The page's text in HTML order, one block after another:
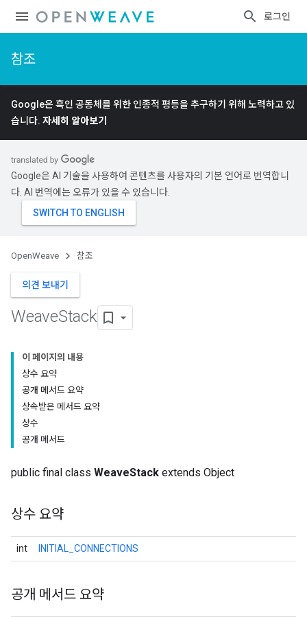
로그인
참조
Google은 흑인 공동체를 위한 인종적 평등을 추구하기 위해 노력하고 있
습니다. 자세히 알아보기
Google은 AI 기술을 사용하여 콘텐츠를 사용자의 기본 언어로 번역합니
다. AI 번역에는 오류가 있을 수 있습니다.
OpenWeave 참조
의견 보내기
WeaveStack
이 페이지의 내용
상수 요약
공개 메서드 요약
상속받은 메서드 요약
상수
공개 메서드
public final class WeaveStack extends Object
상수 요약
int INITIAL_CONNECTIONS
공개 메서드 요약